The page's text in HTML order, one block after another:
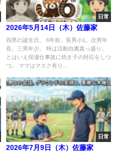
日常
2026年5月14日（木）佐藤家
四男の誕生日。 6年前。長男小1。次男年
長。三男年少。 時は活動自粛真っ盛り。
とはいえ現場仕事故に幼き子の対応をしつ
つ。 ママはマスク有り...
日常
2026年7月9日（木）佐藤家